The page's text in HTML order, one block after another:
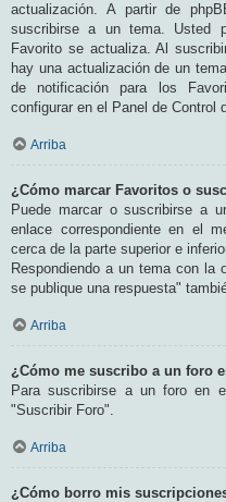
actualización. A partir de
suscribirse a un tema. Usted
Favorito se actualiza. Al
hay una actualización de un
de notificación para los
configurar en el Panel de Control
Arriba
¿Cómo marcar Favoritos o
Puede marcar o suscribirse a
enlace correspondiente en el
cerca de la parte superior e
Respondiendo a un tema con la
se publique una respuesta"
Arriba
¿Cómo me suscribo a un foro
Para suscribirse a un foro en
"Suscribir Foro".
Arriba
¿Cómo borro mis